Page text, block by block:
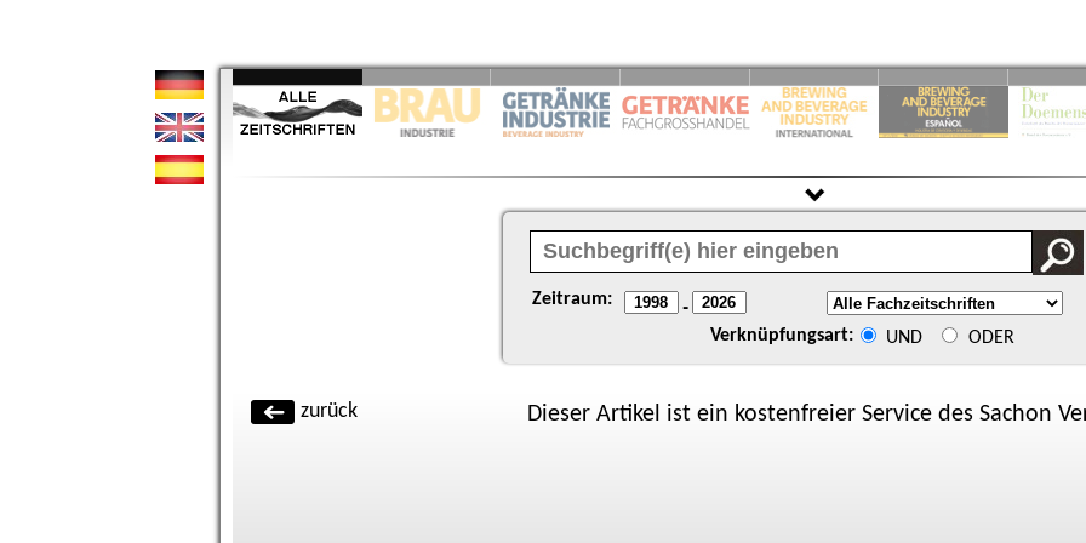
Zeitraum: -
Verknüpfungsart: UND ODER
zurück Dieser Artikel ist ein kostenfreier Service des Sachon